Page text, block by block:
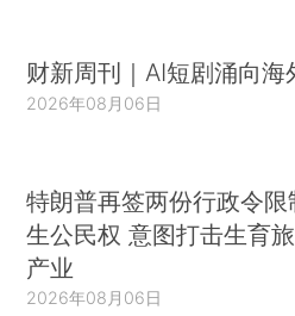
财新周刊｜AI短剧涌向海
2026年08月06日
特朗普再签两份行政令限
生公民权 意图打击生育
产业
2026年08月06日